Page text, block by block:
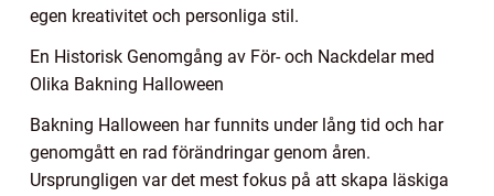
egen kreativitet och personliga stil.
En Historisk Genomgång av För- och Nackdelar med
Olika Bakning Halloween
Bakning Halloween har funnits under lång tid och har
genomgått en rad förändringar genom åren.
Ursprungligen var det mest fokus på att skapa läskiga